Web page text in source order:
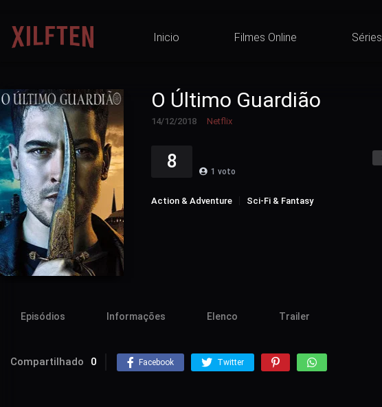
Inicio Filmes Online Séries
O Último Guardião
14/12/2018 Netflix
8 1 voto
Action & Adventure Sci-Fi & Fantasy
Episódios Informações Elenco Trailer
Compartilhado 0 Facebook Twitter